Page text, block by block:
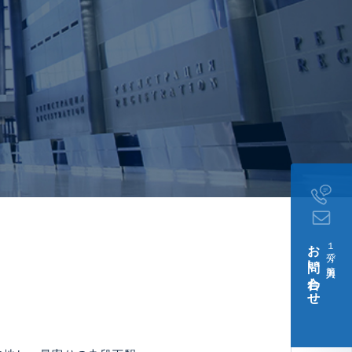
１分で簡単入力
お問い合わせ